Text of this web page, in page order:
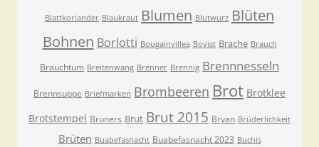
Blattkoriander Blaukraut Blumen Blutwurz Blüten
Bohnen Borlotti Bougainvillea Bovist Brache Brauch
Brauchtum Breitenwang Brenner Brennig Brennnesseln
Brennsuppe Briefmarken Brombeeren Brot Brotklee
Brotstempel Bruners Brut Brut 2015 Bryan Brüderlichkeit
Brüten Buabefasnacht Buabefasnacht 2023 Buchis